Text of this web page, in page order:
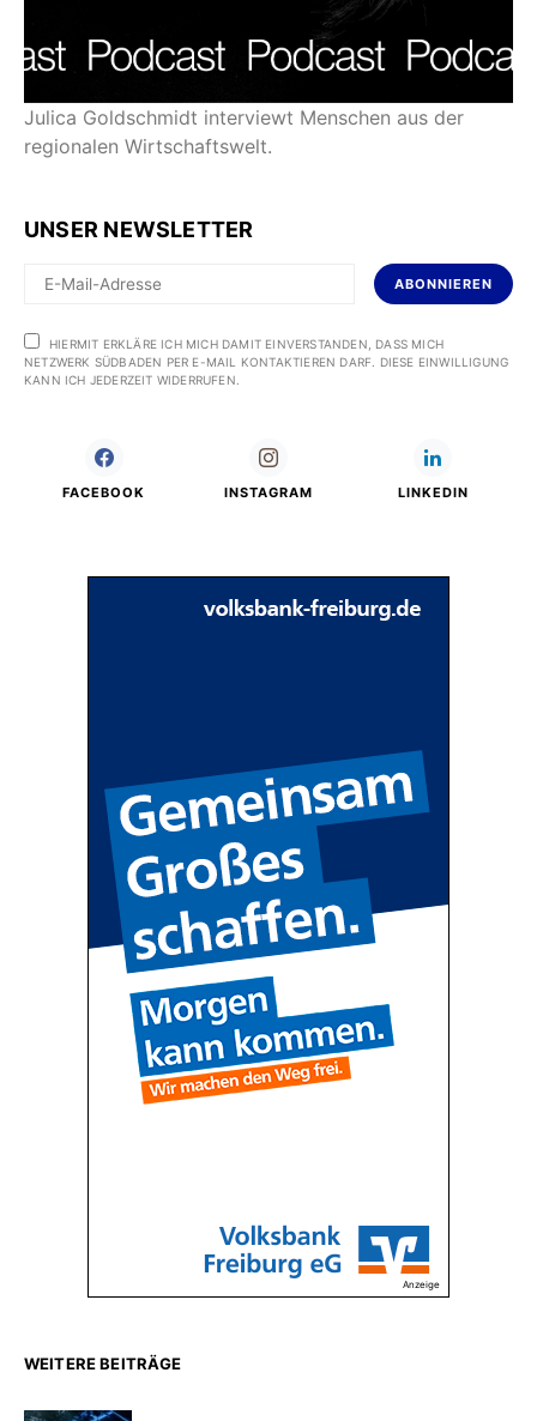
Julica Goldschmidt interviewt Menschen aus der
regionalen Wirtschaftswelt.
UNSER NEWSLETTER
ABONNIEREN
HIERMIT ERKLÄRE ICH MICH DAMIT EINVERSTANDEN, DASS MICH
NETZWERK SÜDBADEN PER E-MAIL KONTAKTIEREN DARF. DIESE EINWILLIGUNG
KANN ICH JEDERZEIT WIDERRUFEN.
FACEBOOK INSTAGRAM LINKEDIN
Anzeige
WEITERE BEITRÄGE